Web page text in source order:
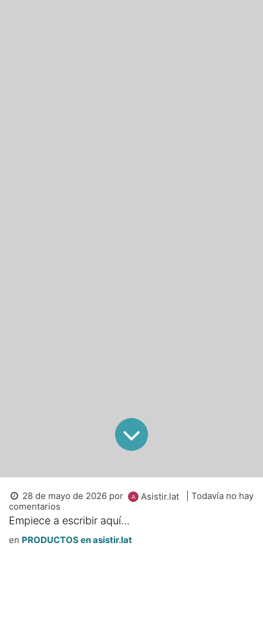
28 de mayo de 2026 por Asistir.lat
| Todavía no hay
comentarios
Empiece a escribir aquí...
en PRODUCTOS en asistir.lat